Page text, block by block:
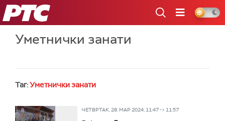
РТС
Уметнички занати
Таг:Уметнички занати
ЧЕТВРТАК, 28. МАР 2024, 11:47 -> 11:57